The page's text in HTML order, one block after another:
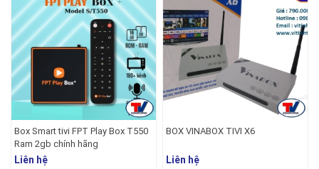
Box Smart tivi FPT Play Box T550
Ram 2gb chính hãng
Liên hệ
BOX VINABOX TIVI X6
Liên hệ